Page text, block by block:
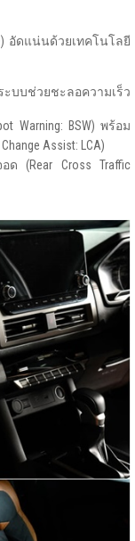
อัดแน่นด้วยเทคโนโลยี
บช่วยชะลอความเร็ว
Warning: BSW) พร้อม
Assist: LCA)
ด (Rear Cross Traffic